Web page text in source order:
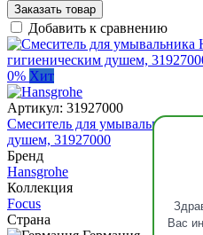
Вас
Заказать товар
Добавить к сравнению
0% Хит
Артикул: 31927000
Смеситель для умывальника
душем, 31927000
Бренд
Hansgrohe
Коллекция
Focus
Страна